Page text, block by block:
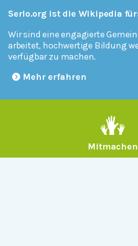
Serlo.org ist die Wikipedia
Wir sind eine engagierte
arbeitet, hochwertige Bildung
verfügbar zu machen.
Mehr erfahren
Mitmachen